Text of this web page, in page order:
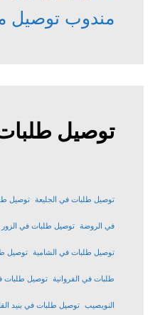
مندوب توصيل
توصيل
توصيل طلبات في الجليعة توصيل
في الروضة توصيل طلبات في الزور
توصيل طلبات في الشامية توصيل
طلبات في الفروانية توصيل طلبات
النويصيب توصيل طلبات في بنيد